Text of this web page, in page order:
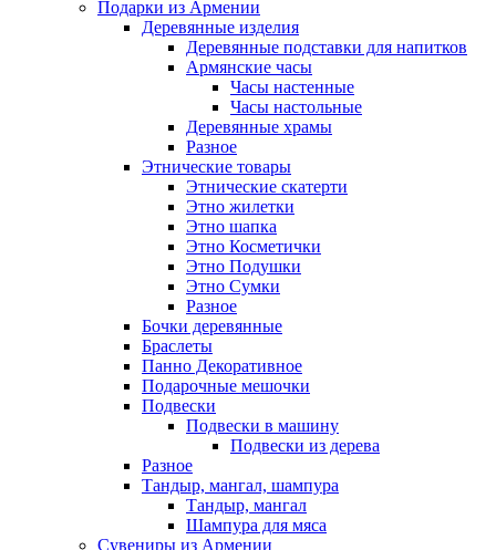
Подарки из Армении
Деревянные изделия
Деревянные подставки для напитков
Армянские часы
Часы настенные
Часы настольные
Деревянные храмы
Разное
Этнические товары
Этнические скатерти
Этно жилетки
Этно шапка
Этно Косметички
Этно Подушки
Этно Сумки
Разное
Бочки деревянные
Браслеты
Панно Декоративное
Подарочные мешочки
Подвески
Подвески в машину
Подвески из дерева
Разное
Тандыр, мангал, шампура
Тандыр, мангал
Шампура для мяса
Сувениры из Армении